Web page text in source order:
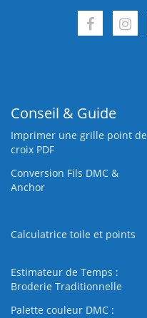
Conseil & Guide
Imprimer une grille point de
croix PDF
Conversion Fils DMC &
Anchor
Calculatrice toile et points
Estimateur de Temps :
Broderie Traditionnelle
Palette couleur DMC :